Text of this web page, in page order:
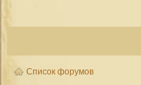
Список форумов